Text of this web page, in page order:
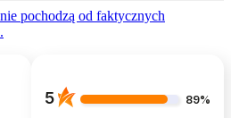
pochodzą od faktycznych
5 89%